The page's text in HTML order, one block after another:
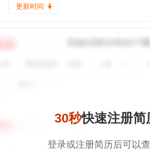
更新时间
30秒快速注册简
登录或注册简历后可以